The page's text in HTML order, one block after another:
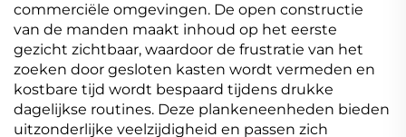
commerciële omgevingen. De open constructie
van de manden maakt inhoud op het eerste
gezicht zichtbaar, waardoor de frustratie van het
zoeken door gesloten kasten wordt vermeden en
kostbare tijd wordt bespaard tijdens drukke
dagelijkse routines. Deze plankeneenheden bieden
uitzonderlijke veelzijdigheid en passen zich